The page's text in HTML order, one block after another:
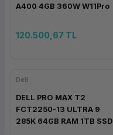
A400 4GB 360W W11Pro
120.500,67 TL
Dell
DELL PRO MAX T2
FCT2250-13 ULTRA 9
285K 64GB RAM 1TB SSD